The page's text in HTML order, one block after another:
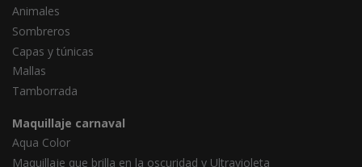
Animales
Sombreros
Capas y túnicas
Mallas
Tamborrada
Maquillaje carnaval
Aqua Color
Maquillaje que brilla en la oscuridad y Ultravioleta